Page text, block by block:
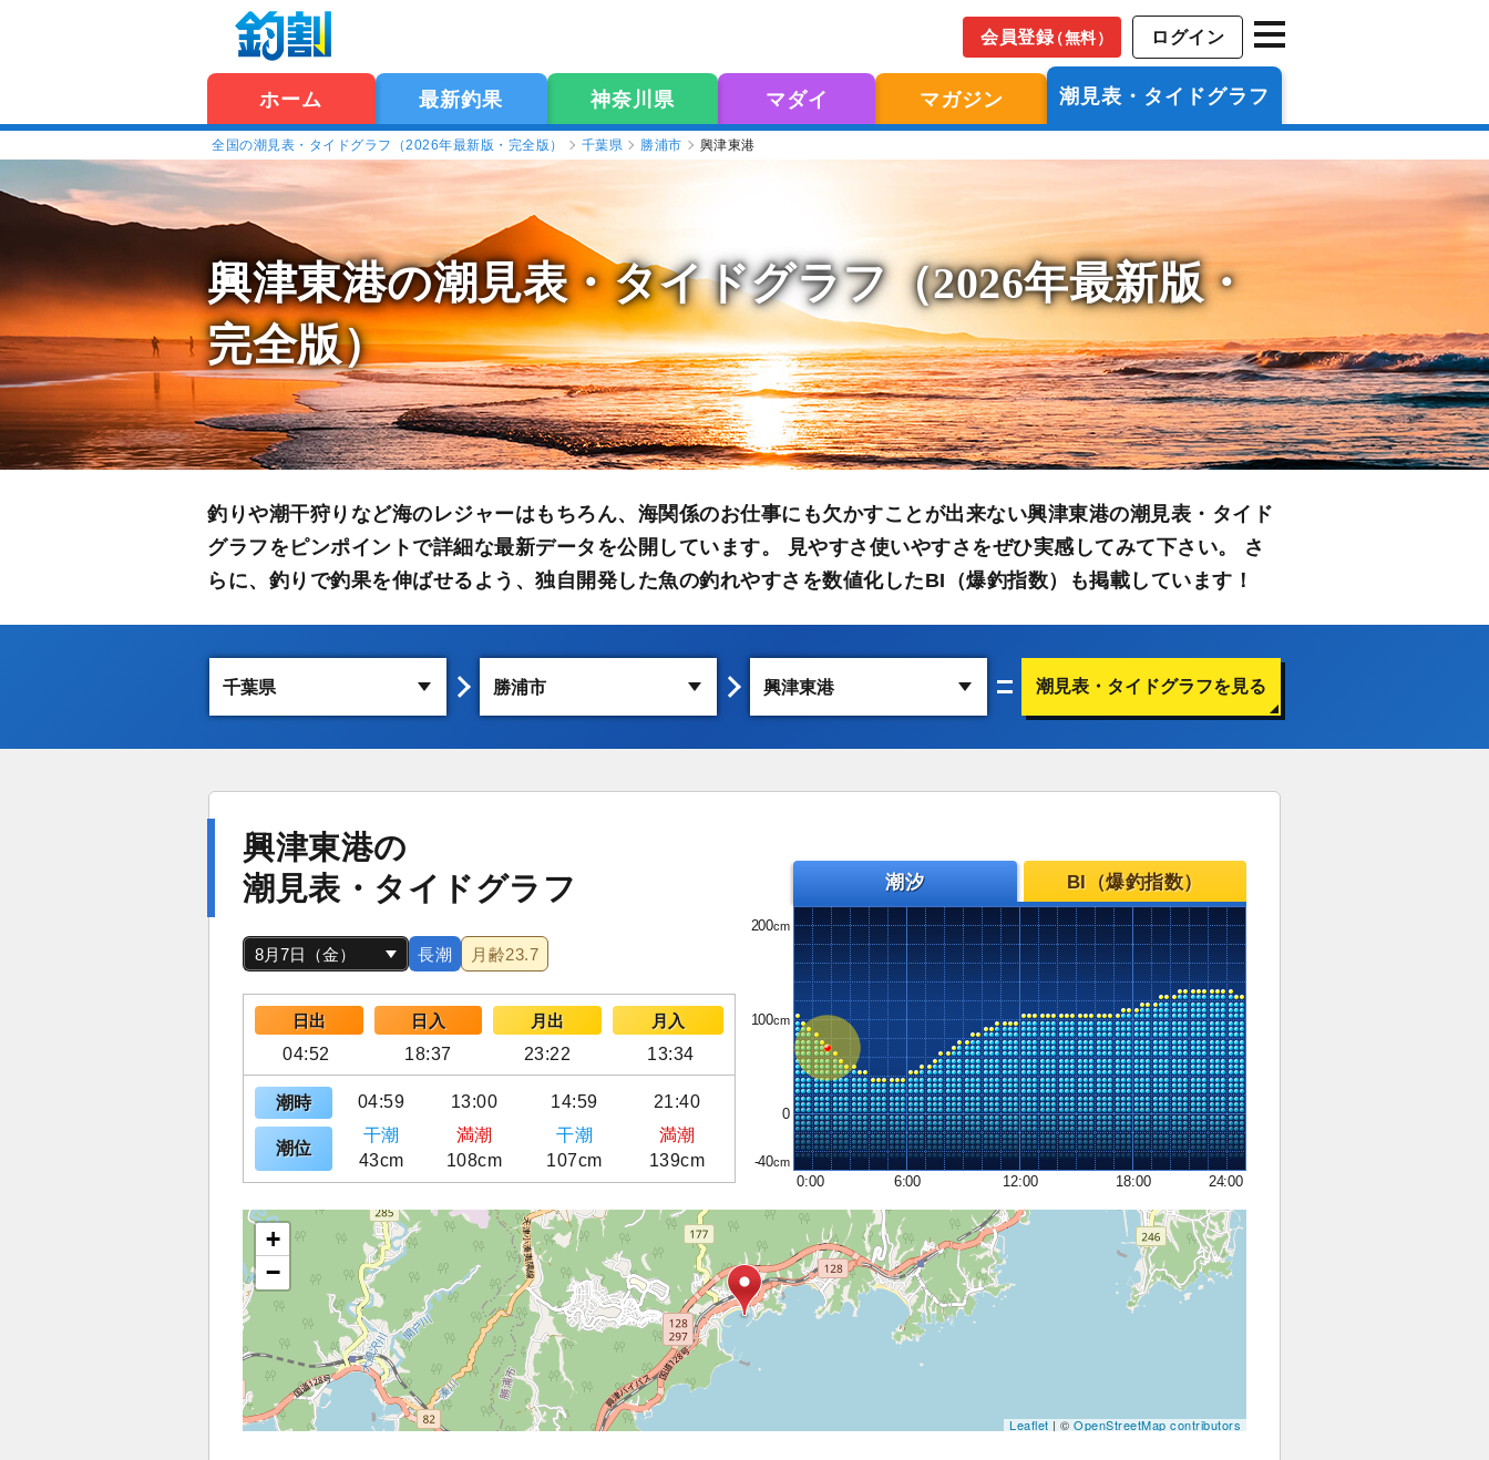
会員登録（無料） ログイン
ホーム 最新釣果 神奈川県 マダイ マガジン 潮見表・タイドグラフ
全国の潮見表・タイドグラフ（2026年最新版・完全版） 千葉県 勝浦市 興津東港
興津東港の潮見表・タイドグラフ（2026年最新版・
完全版）
釣りや潮干狩りなど海のレジャーはもちろん、海関係のお仕事にも欠かすことが出来ない興津東港の潮見表・タイド
グラフをピンポイントで詳細な最新データを公開しています。 見やすさ使いやすさをぜひ実感してみて下さい。 さ
らに、釣りで釣果を伸ばせるよう、独自開発した魚の釣れやすさを数値化したBI（爆釣指数）も掲載しています！
潮見表・タイドグラフを見る
興津東港の
潮見表・タイドグラフ
長潮 月齢23.7
日出 日入 月出
月入
04:52
18:37 23:22 13:34
潮時 04:59 13:00 14:59 21:40
潮位
干潮 満潮 干潮
満潮
43cm
108cm 107cm 139cm
潮汐 BI（爆釣指数）
200
100
0
-40
0:00
6:00 12:00 18:00 24:00
+
−
Leaflet| ©OpenStreetMap contributors